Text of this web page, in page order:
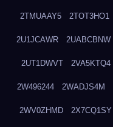
2TMUAAY5 2TOT3HO1
2U1JCAWR 2UABCBNW
2UT1DWVT 2VA5KTQ4
2W496244 2WADJS4M
2WV0ZHMD 2X7CQ1SY